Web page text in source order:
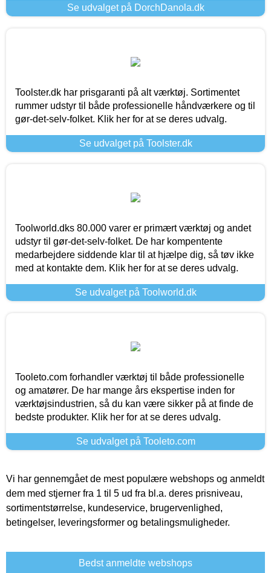
Se udvalget på DorchDanola.dk
Toolster.dk har prisgaranti på alt værktøj. Sortimentet
rummer udstyr til både professionelle håndværkere og til
gør-det-selv-folket. Klik her for at se deres udvalg.
Se udvalget på Toolster.dk
Toolworld.dks 80.000 varer er primært værktøj og andet
udstyr til gør-det-selv-folket. De har kompentente
medarbejdere siddende klar til at hjælpe dig, så tøv ikke
med at kontakte dem. Klik her for at se deres udvalg.
Se udvalget på Toolworld.dk
Tooleto.com forhandler værktøj til både professionelle
og amatører. De har mange års ekspertise inden for
værktøjsindustrien, så du kan være sikker på at finde de
bedste produkter. Klik her for at se deres udvalg.
Se udvalget på Tooleto.com
Vi har gennemgået de mest populære webshops og anmeldt
dem med stjerner fra 1 til 5 ud fra bl.a. deres prisniveau,
sortimentstørrelse, kundeservice, brugervenlighed,
betingelser, leveringsformer og betalingsmuligheder.
Bedst anmeldte webshops